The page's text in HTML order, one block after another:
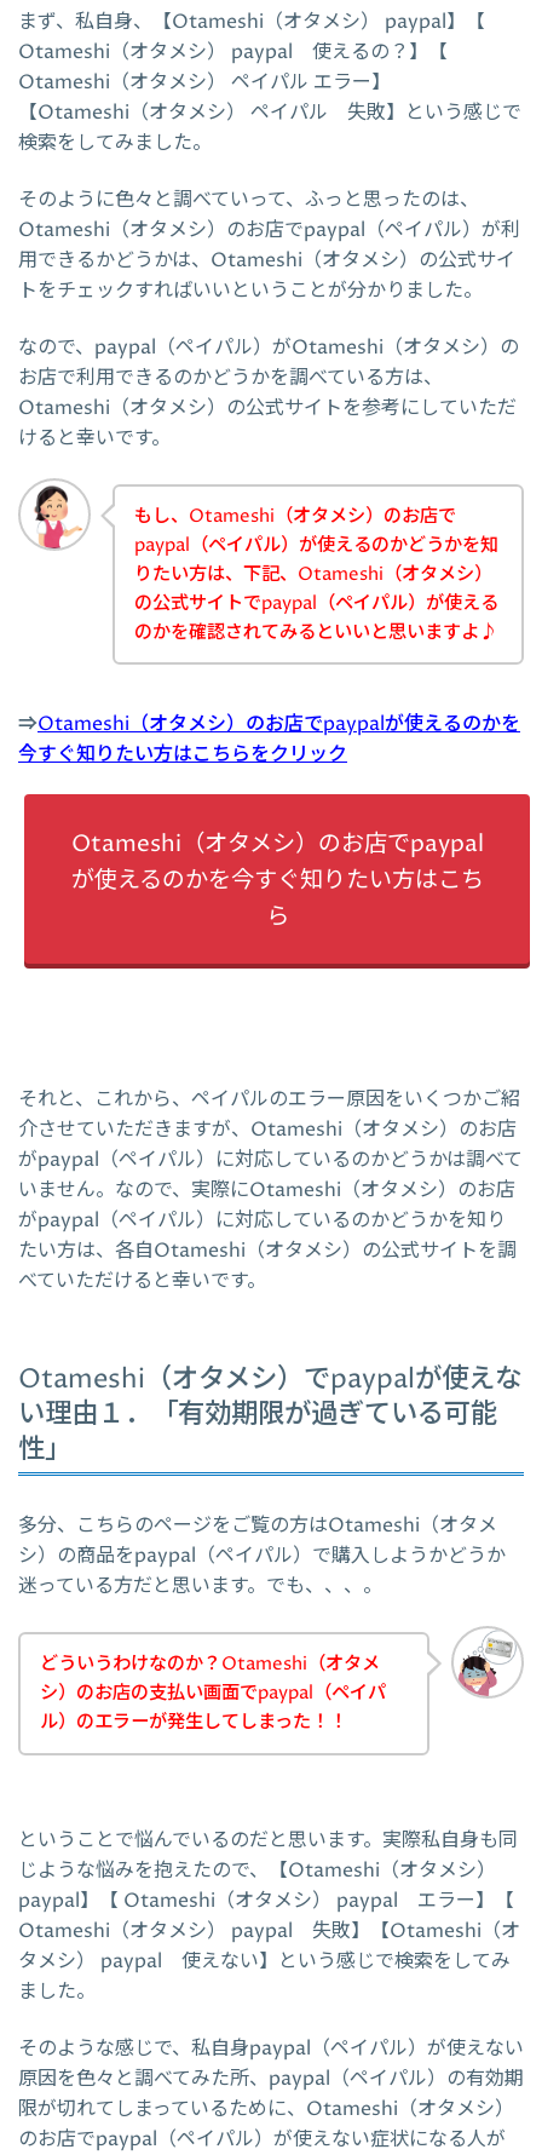
まず、私自身、【Otameshi（オタメシ） paypal】【
Otameshi（オタメシ） paypal 使えるの？】【
Otameshi（オタメシ） ペイパル エラー】
【Otameshi（オタメシ） ペイパル 失敗】という感じで
検索をしてみました。
そのように色々と調べていって、ふっと思ったのは、
Otameshi（オタメシ）のお店でpaypal（ペイパル）が利
用できるかどうかは、Otameshi（オタメシ）の公式サイ
トをチェックすればいいということが分かりました。
なので、paypal（ペイパル）がOtameshi（オタメシ）の
お店で利用できるのかどうかを調べている方は、
Otameshi（オタメシ）の公式サイトを参考にしていただ
けると幸いです。
もし、Otameshi（オタメシ）のお店で
paypal（ペイパル）が使えるのかどうかを知
りたい方は、下記、Otameshi（オタメシ）
の公式サイトでpaypal（ペイパル）が使える
のかを確認されてみるといいと思いますよ♪
⇒Otameshi（オタメシ）のお店でpaypalが使えるのかを
今すぐ知りたい方はこちらをクリック
Otameshi（オタメシ）のお店でpaypal
が使えるのかを今すぐ知りたい方はこち
ら
それと、これから、ペイパルのエラー原因をいくつかご紹
介させていただきますが、Otameshi（オタメシ）のお店
がpaypal（ペイパル）に対応しているのかどうかは調べて
いません。なので、実際にOtameshi（オタメシ）のお店
がpaypal（ペイパル）に対応しているのかどうかを知り
たい方は、各自Otameshi（オタメシ）の公式サイトを調
べていただけると幸いです。
Otameshi（オタメシ）でpaypalが使えな
い理由１．「有効期限が過ぎている可能
性」
多分、こちらのページをご覧の方はOtameshi（オタメ
シ）の商品をpaypal（ペイパル）で購入しようかどうか
迷っている方だと思います。でも、、、。
どういうわけなのか？Otameshi（オタメ
シ）のお店の支払い画面でpaypal（ペイパ
ル）のエラーが発生してしまった！！
ということで悩んでいるのだと思います。実際私自身も同
じような悩みを抱えたので、【Otameshi（オタメシ）
paypal】【 Otameshi（オタメシ） paypal エラー】【
Otameshi（オタメシ） paypal 失敗】【Otameshi（オ
タメシ） paypal 使えない】という感じで検索をしてみ
ました。
そのような感じで、私自身paypal（ペイパル）が使えない
原因を色々と調べてみた所、paypal（ペイパル）の有効期
限が切れてしまっているために、Otameshi（オタメシ）
のお店でpaypal（ペイパル）が使えない症状になる人が